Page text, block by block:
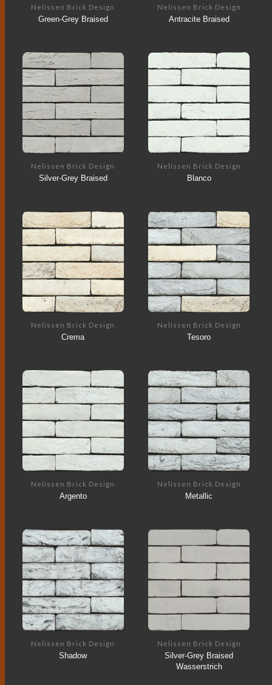
Nelissen Brick Design
Green-Grey Braised
Nelissen Brick Design
Antracite Braised
Nelissen Brick Design
Silver-Grey Braised
Nelissen Brick Design
Blanco
Nelissen Brick Design
Crema
Nelissen Brick Design
Tesoro
Nelissen Brick Design
Argento
Nelissen Brick Design
Metallic
Nelissen Brick Design
Shadow
Nelissen Brick Design
Silver-Grey Braised
Wasserstrich